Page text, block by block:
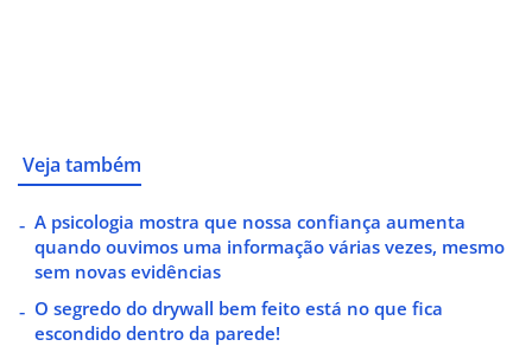
Veja também
A psicologia mostra que nossa confiança aumenta
quando ouvimos uma informação várias vezes, mesmo
sem novas evidências
O segredo do drywall bem feito está no que fica
escondido dentro da parede!